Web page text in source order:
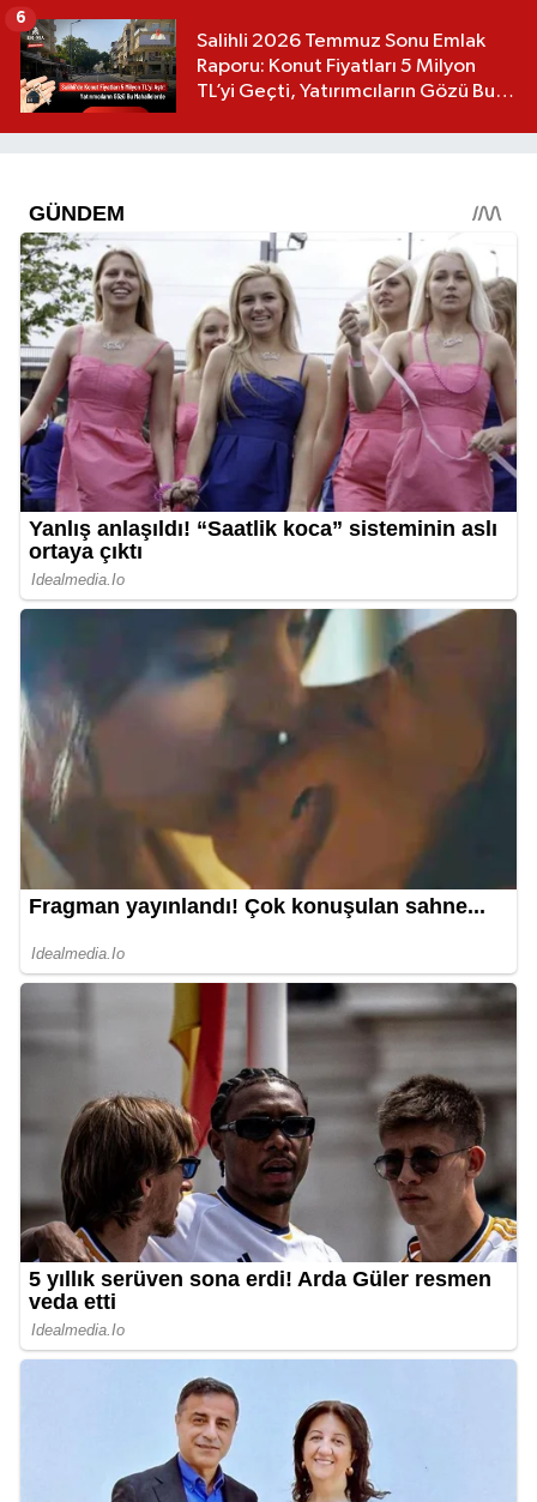
Salihli 2026 Temmuz Sonu Emlak
Raporu: Konut Fiyatları 5 Milyon
TL’yi Geçti, Yatırımcıların Gözü Bu
6